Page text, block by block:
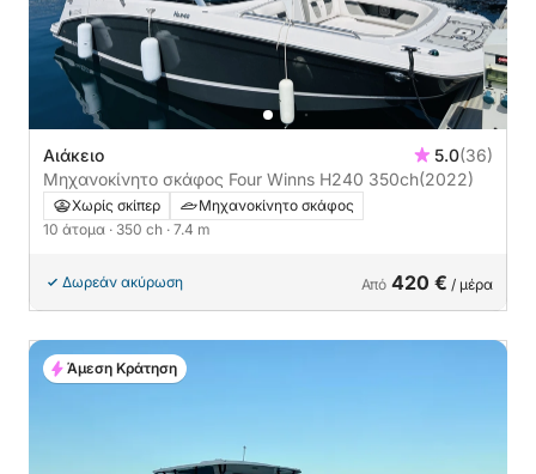
Αιάκειο 5.0(36)
Μηχανοκίνητο σκάφος Four Winns H240 350ch(2022)
Χωρίς σκίπερ
Μηχανοκίνητο σκάφος
10 άτομα · 350 ch · 7.4 m
Δωρεάν ακύρωση Από 420 € / μέρα
Άμεση Κράτηση